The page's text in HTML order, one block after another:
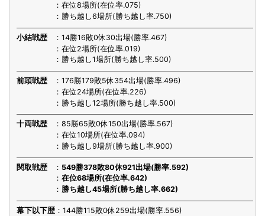
在位8場所(在位率.075)
勝ち越し6場所(勝ち越し率.750)
小結戦歴
14勝16敗0休30出場(勝率.467)
在位2場所(在位率.019)
勝ち越し1場所(勝ち越し率.500)
前頭戦歴
176勝179敗5休354出場(勝率.496)
在位24場所(在位率.226)
勝ち越し12場所(勝ち越し率.500)
十両戦歴
85勝65敗0休150出場(勝率.567)
在位10場所(在位率.094)
勝ち越し9場所(勝ち越し率.900)
関取戦歴
549勝378敗80休921出場(勝率.592)
在位68場所(在位率.642)
勝ち越し45場所(勝ち越し率.662)
幕下以下歴
144勝115敗0休259出場(勝率.556)